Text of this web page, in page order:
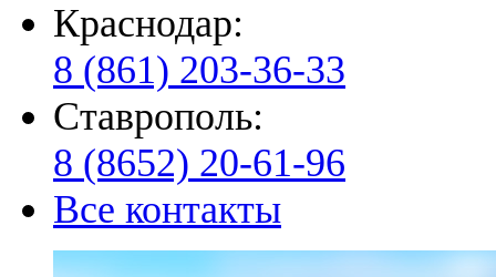
Краснодар:
8 (861) 203-36-33
Ставрополь:
8 (8652) 20-61-96
Все контакты